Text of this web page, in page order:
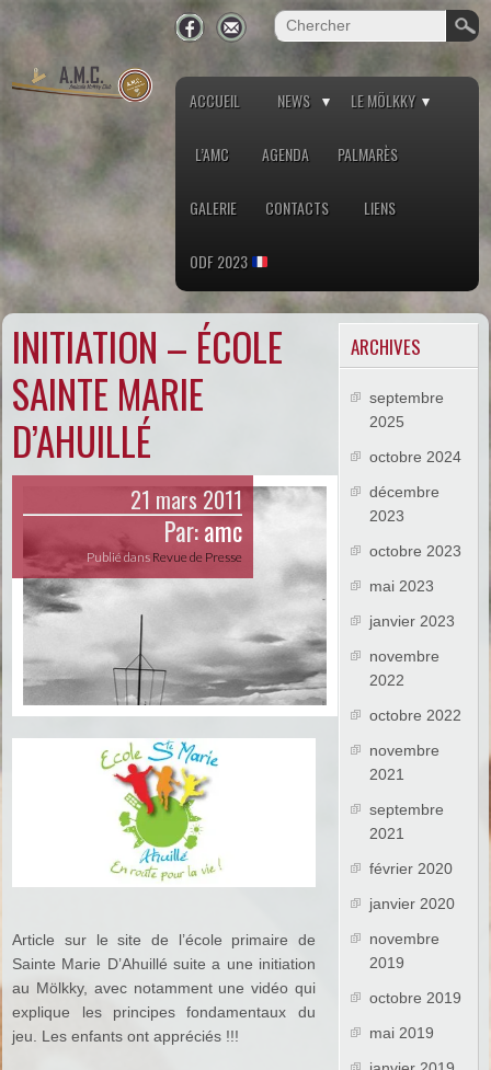
ACCUEIL NEWS LE MÖLKKY
L’AMC AGENDA PALMARÈS
GALERIE CONTACTS LIENS
ODF 2023
INITIATION – ÉCOLE
SAINTE MARIE
D’AHUILLÉ
21 mars 2011
Par:amc
Publié dans Revue de Presse
Article sur le site de l’école primaire de
Sainte Marie D’Ahuillé suite a une initiation
au Mölkky, avec notamment une vidéo qui
explique les principes fondamentaux du
jeu. Les enfants ont appréciés !!!
ARCHIVES
septembre
2025
octobre 2024
décembre
2023
octobre 2023
mai 2023
janvier 2023
novembre
2022
octobre 2022
novembre
2021
septembre
2021
février 2020
janvier 2020
novembre
2019
octobre 2019
mai 2019